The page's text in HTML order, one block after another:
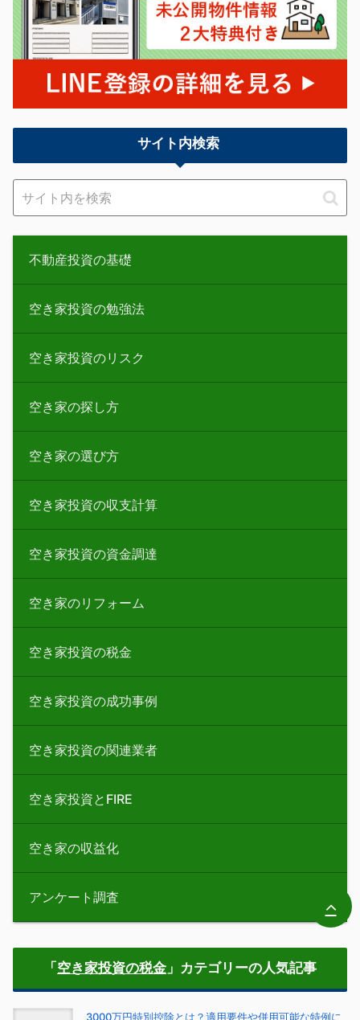
サイト内検索
不動産投資の基礎
空き家投資の勉強法
空き家投資のリスク
空き家の探し方
空き家の選び方
空き家投資の収支計算
空き家投資の資金調達
空き家のリフォーム
空き家投資の税金
空き家投資の成功事例
空き家投資の関連業者
空き家投資とFIRE
空き家の収益化
アンケート調査
「 空き家投資の税金 」カテゴリーの人気記事
3000万円特別控除とは？適用要件や併用可能な特例に